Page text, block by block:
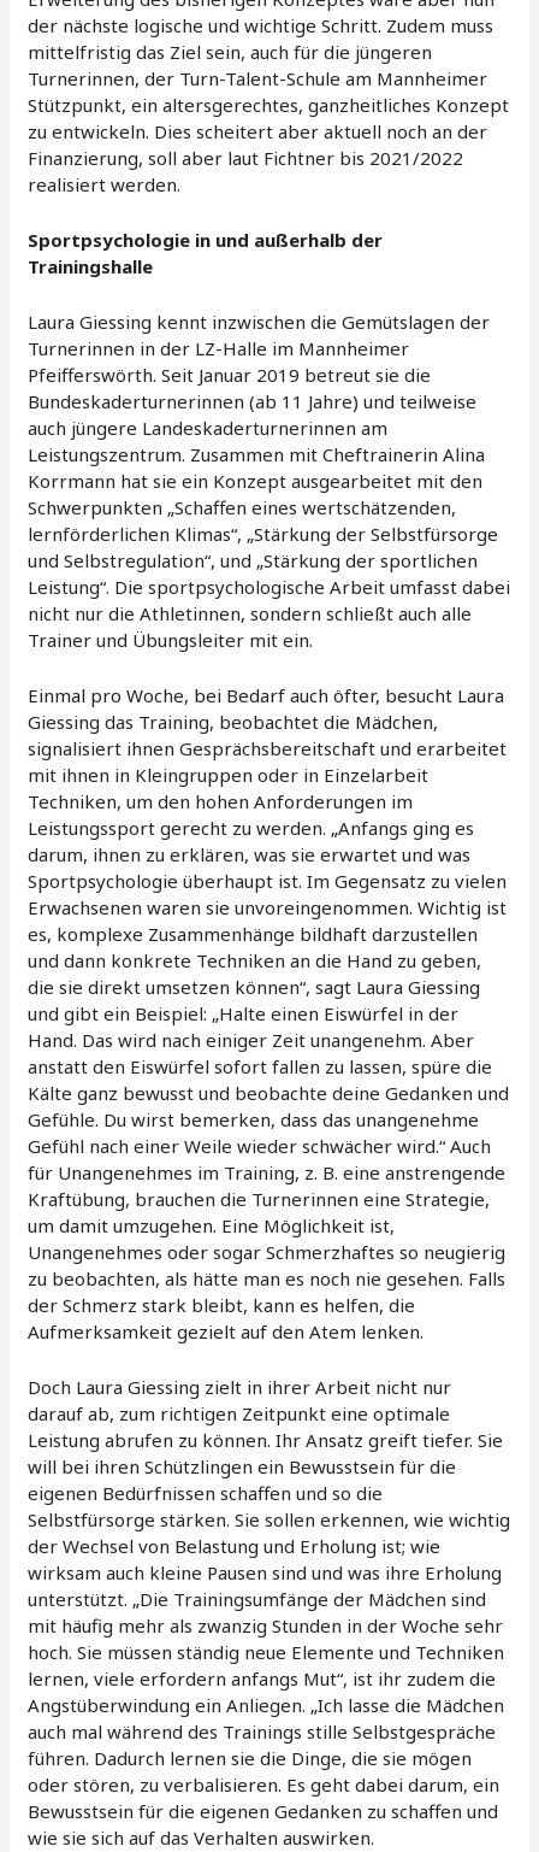
der nächste logische und wichtige Schritt. Zudem muss
mittelfristig das Ziel sein, auch für die jüngeren
Turnerinnen, der Turn-Talent-Schule am Mannheimer
Stützpunkt, ein altersgerechtes, ganzheitliches Konzept
zu entwickeln. Dies scheitert aber aktuell noch an der
Finanzierung, soll aber laut Fichtner bis 2021/2022
realisiert werden.
Sportpsychologie in und außerhalb der
Trainingshalle
Laura Giessing kennt inzwischen die Gemütslagen der
Turnerinnen in der LZ-Halle im Mannheimer
Pfeifferswörth. Seit Januar 2019 betreut sie die
Bundeskaderturnerinnen (ab 11 Jahre) und teilweise
auch jüngere Landeskaderturnerinnen am
Leistungszentrum. Zusammen mit Cheftrainerin Alina
Korrmann hat sie ein Konzept ausgearbeitet mit den
Schwerpunkten „Schaffen eines wertschätzenden,
lernförderlichen Klimas“, „Stärkung der Selbstfürsorge
und Selbstregulation“, und „Stärkung der sportlichen
Leistung“. Die sportpsychologische Arbeit umfasst dabei
nicht nur die Athletinnen, sondern schließt auch alle
Trainer und Übungsleiter mit ein.
Einmal pro Woche, bei Bedarf auch öfter, besucht Laura
Giessing das Training, beobachtet die Mädchen,
signalisiert ihnen Gesprächsbereitschaft und erarbeitet
mit ihnen in Kleingruppen oder in Einzelarbeit
Techniken, um den hohen Anforderungen im
Leistungssport gerecht zu werden. „Anfangs ging es
darum, ihnen zu erklären, was sie erwartet und was
Sportpsychologie überhaupt ist. Im Gegensatz zu vielen
Erwachsenen waren sie unvoreingenommen. Wichtig ist
es, komplexe Zusammenhänge bildhaft darzustellen
und dann konkrete Techniken an die Hand zu geben,
die sie direkt umsetzen können“, sagt Laura Giessing
und gibt ein Beispiel: „Halte einen Eiswürfel in der
Hand. Das wird nach einiger Zeit unangenehm. Aber
anstatt den Eiswürfel sofort fallen zu lassen, spüre die
Kälte ganz bewusst und beobachte deine Gedanken und
Gefühle. Du wirst bemerken, dass das unangenehme
Gefühl nach einer Weile wieder schwächer wird.“ Auch
für Unangenehmes im Training, z. B. eine anstrengende
Kraftübung, brauchen die Turnerinnen eine Strategie,
um damit umzugehen. Eine Möglichkeit ist,
Unangenehmes oder sogar Schmerzhaftes so neugierig
zu beobachten, als hätte man es noch nie gesehen. Falls
der Schmerz stark bleibt, kann es helfen, die
Aufmerksamkeit gezielt auf den Atem lenken.
Doch Laura Giessing zielt in ihrer Arbeit nicht nur
darauf ab, zum richtigen Zeitpunkt eine optimale
Leistung abrufen zu können. Ihr Ansatz greift tiefer. Sie
will bei ihren Schützlingen ein Bewusstsein für die
eigenen Bedürfnissen schaffen und so die
Selbstfürsorge stärken. Sie sollen erkennen, wie wichtig
der Wechsel von Belastung und Erholung ist; wie
wirksam auch kleine Pausen sind und was ihre Erholung
unterstützt. „Die Trainingsumfänge der Mädchen sind
mit häufig mehr als zwanzig Stunden in der Woche sehr
hoch. Sie müssen ständig neue Elemente und Techniken
lernen, viele erfordern anfangs Mut“, ist ihr zudem die
Angstüberwindung ein Anliegen. „Ich lasse die Mädchen
auch mal während des Trainings stille Selbstgespräche
führen. Dadurch lernen sie die Dinge, die sie mögen
oder stören, zu verbalisieren. Es geht dabei darum, ein
Bewusstsein für die eigenen Gedanken zu schaffen und
wie sie sich auf das Verhalten auswirken.